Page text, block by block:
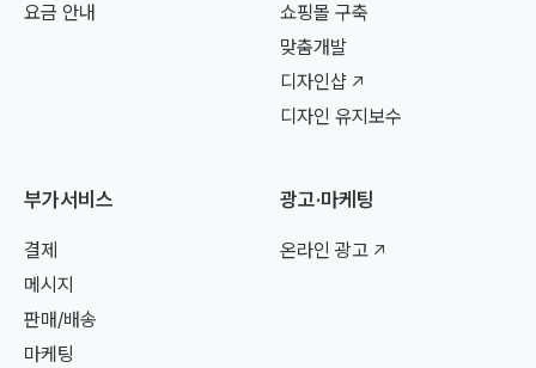
요금 안내
쇼핑몰 구축
맞춤개발
디자인샵
디자인 유지보수
부가서비스
결제
메시지
판매/배송
마케팅
광고·마케팅
온라인 광고